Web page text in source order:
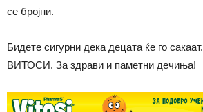
се бројни.
Бидете сигурни дека децата ќе го сакаат.
ВИТОСИ. За здрави и паметни дечиња!